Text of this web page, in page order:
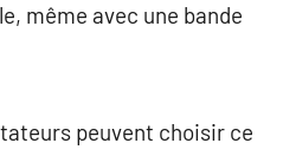
même avec une bande
peuvent choisir ce